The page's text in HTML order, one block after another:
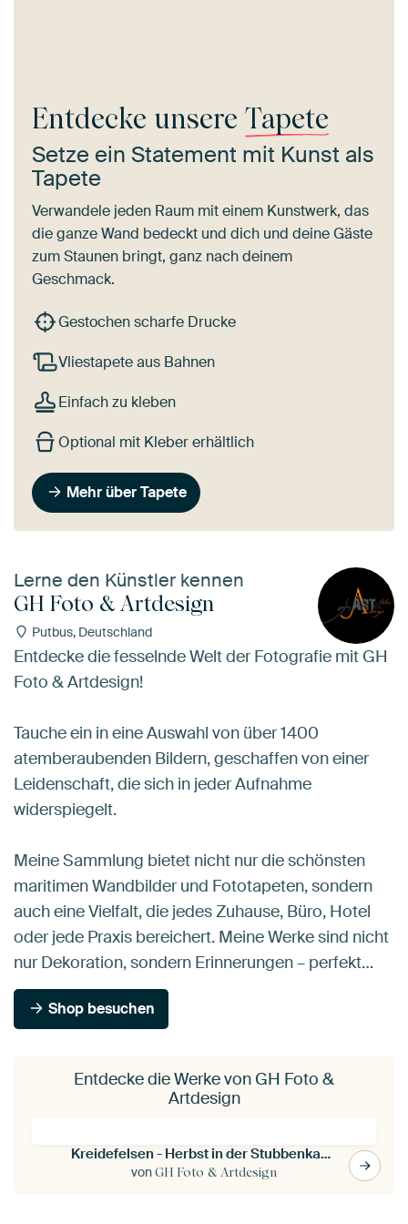
Entdecke unsere Tapete
Setze ein Statement mit Kunst als
Tapete
Verwandele jeden Raum mit einem Kunstwerk, das
die ganze Wand bedeckt und dich und deine Gäste
zum Staunen bringt, ganz nach deinem
Geschmack.
Gestochen scharfe Drucke
Vliestapete aus Bahnen
Einfach zu kleben
Optional mit Kleber erhältlich
Mehr über Tapete
Lerne den Künstler kennen
GH Foto & Artdesign
Putbus, Deutschland
Entdecke die fesselnde Welt der Fotografie mit GH
Foto & Artdesign!
Tauche ein in eine Auswahl von über 1400
atemberaubenden Bildern, geschaffen von einer
Leidenschaft, die sich in jeder Aufnahme
widerspiegelt.
Meine Sammlung bietet nicht nur die schönsten
maritimen Wandbilder und Fototapeten, sondern
auch eine Vielfalt, die jedes Zuhause, Büro, Hotel
oder jede Praxis bereichert. Meine Werke sind nicht
nur Dekoration, sondern Erinnerungen – perfekt…
Shop besuchen
Entdecke die Werke von GH Foto &
Artdesign
Kreidefelsen - Herbst in der Stubbenkammer
vonGH Foto & Artdesign